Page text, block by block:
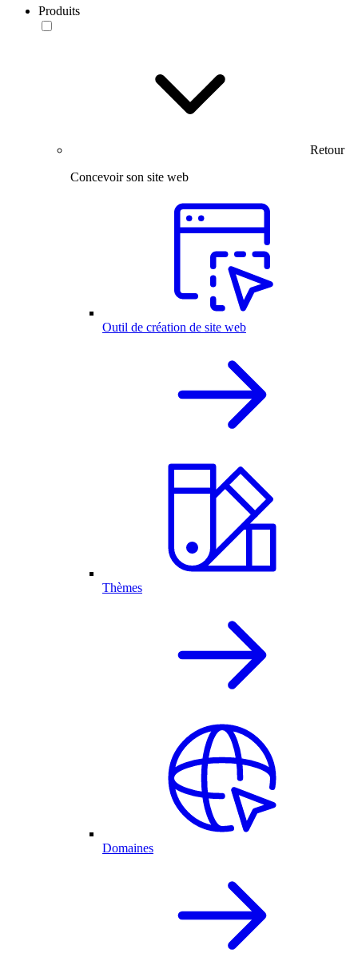
Produits
Retour
Concevoir son site web
Outil de création de site web
Thèmes
Domaines